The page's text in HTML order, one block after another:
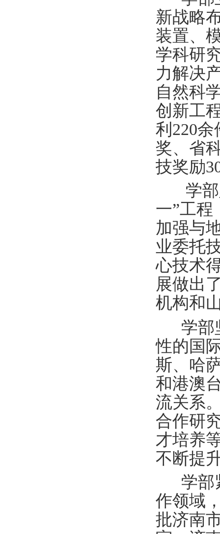
新战略
装置、
学科研
力解决
自然科
创新工
利220
奖、省
技奖励
学
一”工程
加强与
业委托
心技术
展做出
机构和
学部
性的国
斯、哈
和港澳
流关系
合作研
才培养
不断提
学部
作领域
批济南